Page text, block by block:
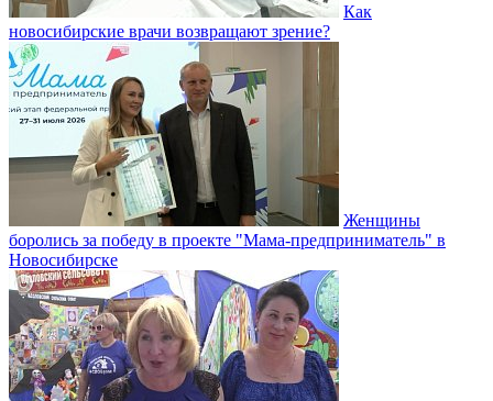
Как
новосибирские врачи возвращают зрение?
Женщины
боролись за победу в проекте "Мама-предприниматель" в
Новосибирске